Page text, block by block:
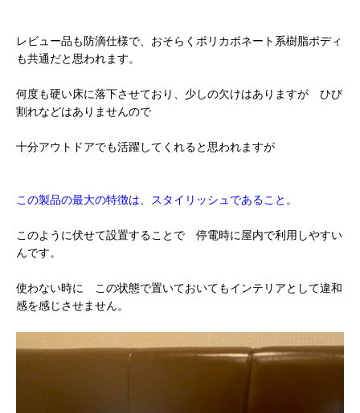
レビュー品も防滴仕様で、おそらくポリカボネート系樹脂ボディ
も共通だと思われます。
何度も硬い床に落下させており、少しの欠けはありますが ひび
割れなどはありませんので
十分アウトドアでも活躍してくれると思われますが
この製品の最大の特徴は、スタイリッシュであること。
このように伏せて設置することで 停電時に屋内で利用しやすい
んです。
使わない時に この状態で置いておいてもインテリアとして違和
感を感じさせません。